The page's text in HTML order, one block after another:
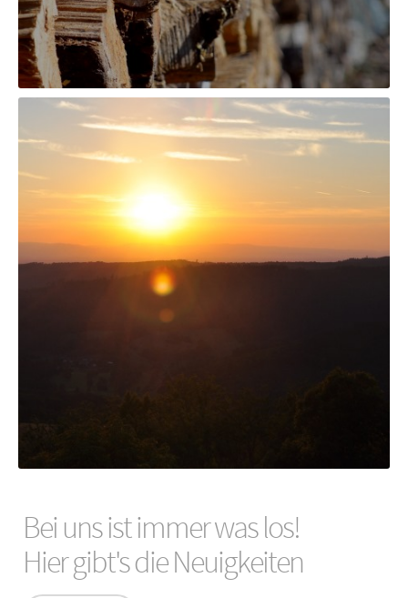
Bei uns ist immer was los!
Hier gibt's die Neuigkeiten